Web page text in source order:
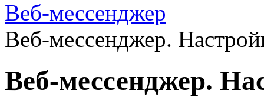
Веб-мессенджер
Веб-мессенджер.
Веб-мессенджер.